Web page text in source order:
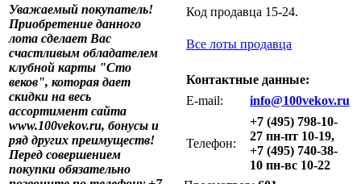
Уважаемый покупатель!
Приобретение данного
лота сделает Вас
счастливым обладателем
клубной карты "Сто
веков", которая дает
скидки на весь
ассортимент сайта
www.100vekov.ru, бонусы и
ряд других преимуществ!
Перед совершением
покупки обязательно
Код продавца 15-24.
Все лоты продавца
Контактные данные:
E-mail:
info@100vekov.ru
Телефон:
+7 (495) 798-10-
27 пн-пт 10-19,
+7 (495) 740-38-
10 пн-вс 10-22